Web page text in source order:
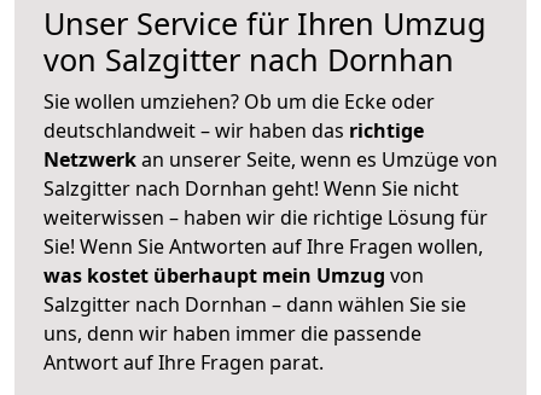
Unser Service für Ihren Umzug
von Salzgitter nach Dornhan
Sie wollen umziehen? Ob um die Ecke oder
deutschlandweit – wir haben das richtige
Netzwerkan unserer Seite, wenn es Umzüge von
Salzgitter nach Dornhan geht! Wenn Sie nicht
weiterwissen – haben wir die richtige Lösung für
Sie! Wenn Sie Antworten auf Ihre Fragen wollen,
was kostet überhaupt mein Umzug von
Salzgitter nach Dornhan – dann wählen Sie sie
uns, denn wir haben immer die passende
Antwort auf Ihre Fragen parat.